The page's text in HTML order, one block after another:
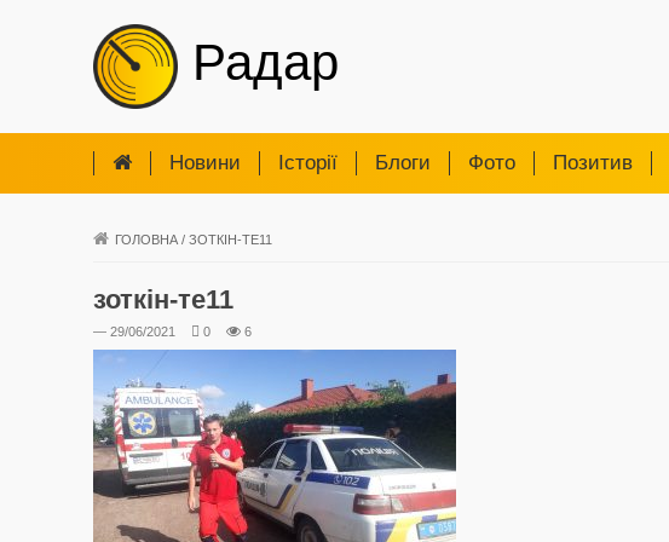
Радар
Новини Iсторії Блоги Фото Позитив
ГОЛОВНА / ЗОТКІН-ТЕ11
зоткін-те11
— 29/06/2021 0 6